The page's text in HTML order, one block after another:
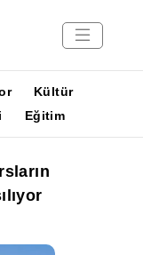
Kültür
Eğitim